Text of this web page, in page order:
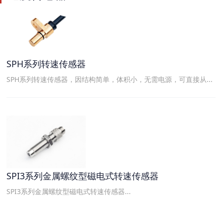
SPH系列转速传感器
SPH系列转速传感器，因结构简单，体积小，无需电源，可直接从...
SPI3系列金属螺纹型磁电式转速传感器
SPI3系列金属螺纹型磁电式转速传感器...